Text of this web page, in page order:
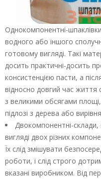
Однокомпонентні-
водного або іншого
готовому вигляді. Такі
досить практичні-досить
консистенцією пасти, а
відносно довгий час
з великими обсягами
підлозі з дерева або
Двокомпонентні-
вигляді двох різних
Їх слід змішувати
роботи, і слід строго
вказані виробником. Від